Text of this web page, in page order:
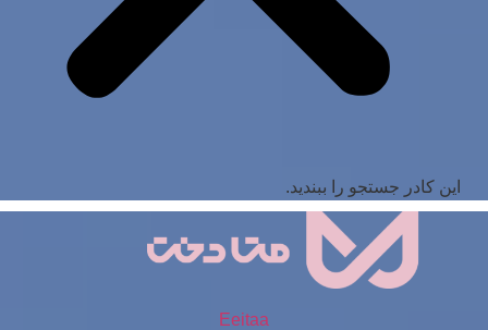
این کادر جستجو را ببندید.
Eeitaa